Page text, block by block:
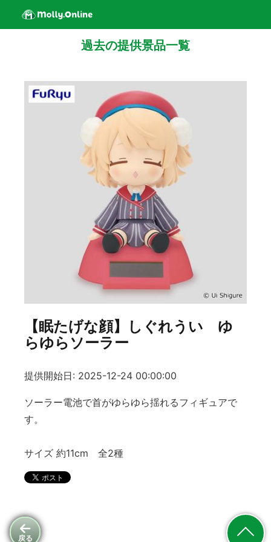
戻る
過去の提供景品一覧
【眠たげな顔】しぐれうい ゆ
らゆらソーラー
提供開始日: 2025-12-24 00:00:00
ソーラー電池で首がゆらゆら揺れるフィギュアで
す。
サイズ 約11cm 全2種